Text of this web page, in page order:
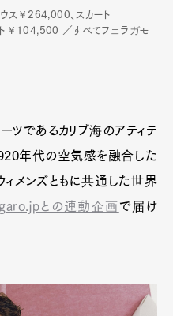
ス￥264,000、スカート
￥104,500 ／すべてフェラガモ
ツであるカリブ海のアティテ
年代の空気感を融合した
ィメンズともに共通した世界
との連動企画で届け